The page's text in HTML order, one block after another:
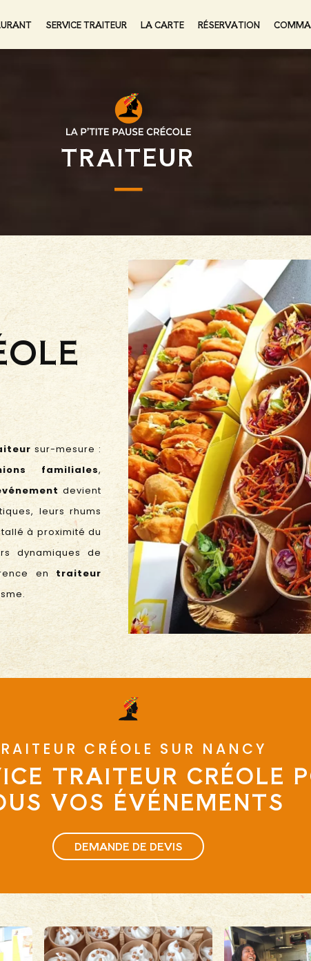
SERVICE TRAITEUR LA CARTE RÉSERVATION
TRAITEUR
sur-mesure :
familiales,
devient
leurs rhums
à proximité du
dynamiques de
entraiteur
CRÉOLE SUR NANCY
TRAITEUR CRÉOLE
VOS ÉVÉNEMENTS
DEMANDE DE DEVIS